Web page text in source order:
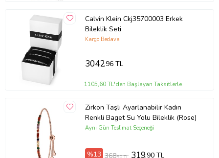
Calvin Klein Ckj35700003 Erkek
Bileklik Seti
Kargo Bedava
3042,96 TL
1105,60 TL'den Başlayan Taksitlerle
Zirkon Taşlı Ayarlanabilir Kadın
Renkli Baget Su Yolu Bileklik (Rose)
Aynı Gün Teslimat Seçeneği
%13 368 319,90 TL